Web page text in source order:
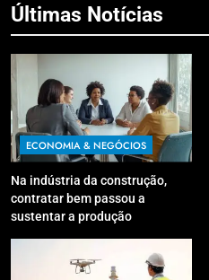
Últimas Notícias
ECONOMIA & NEGÓCIOS
Na indústria da construção,
contratar bem passou a
sustentar a produção